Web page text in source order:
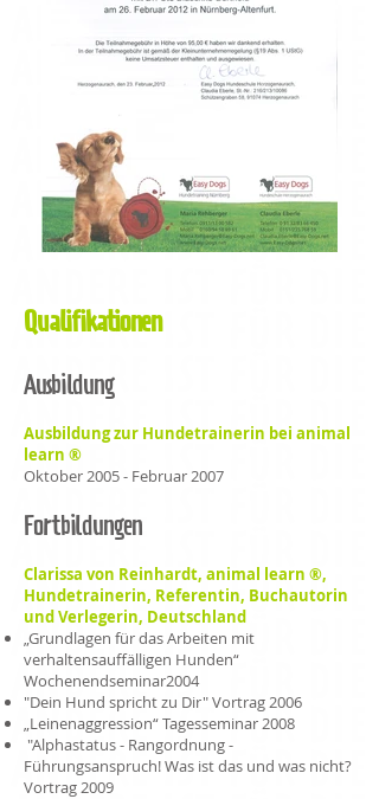
Qualifikationen
Ausbildung
Ausbildung zur Hundetrainerin bei animal
learn ®
Oktober 2005 - Februar 2007
Fortbildungen
Clarissa von Reinhardt, animal learn ®,
Hundetrainerin, Referentin, Buchautorin
und Verlegerin, Deutschland
„Grundlagen für das Arbeiten mit
verhaltensauffälligen Hunden“
Wochenendseminar2004
"Dein Hund spricht zu Dir" Vortrag 2006
„Leinenaggression“ Tagesseminar 2008
"Alphastatus - Rangordnung -
Führungsanspruch! Was ist das und was nicht?
Vortrag 2009